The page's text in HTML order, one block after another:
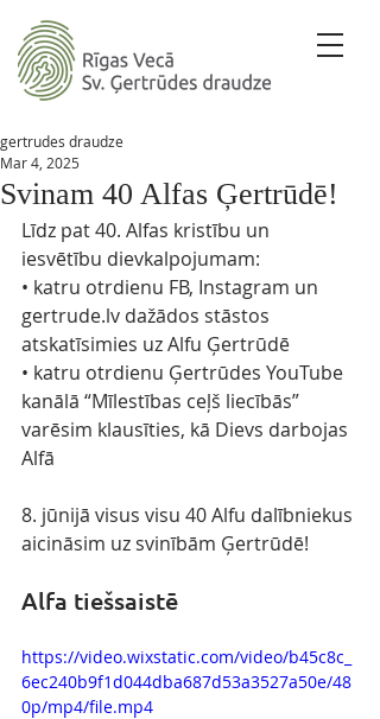
Svinam 40 Alfas Ģertrūdē!
gertrudes draudze
Mar 4, 2025
Līdz pat 40. Alfas kristību un
iesvētību dievkalpojumam:
•⁠ ⁠katru otrdienu FB, Instagram un
gertrude.lv dažādos stāstos
atskatīsimies uz Alfu Ģertrūdē
•⁠ katru otrdienu Ģertrūdes YouTube
kanālā “Mīlestības ceļš liecībās”
varēsim klausīties, kā Dievs darbojas
Alfā
8. jūnijā visus visu 40 Alfu dalībniekus
aicināsim uz svinībām Ģertrūdē!
Alfa tiešsaistē
https://video.wixstatic.com/video/b45c8c_
6ec240b9f1d044dba687d53a3527a50e/48
0p/mp4/file.mp4